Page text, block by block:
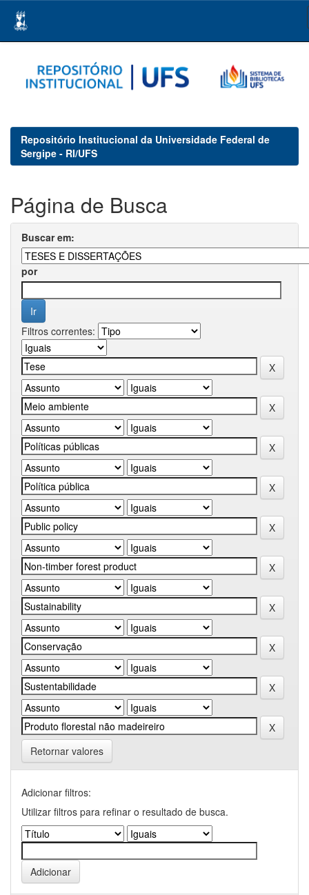
navigation
Repositório Institucional da Universidade Federal de
Sergipe - RI/UFS
Página de Busca
Buscar em:
por
Filtros correntes:
Retornar valores
Adicionar filtros:
Utilizar filtros para refinar o resultado de busca.